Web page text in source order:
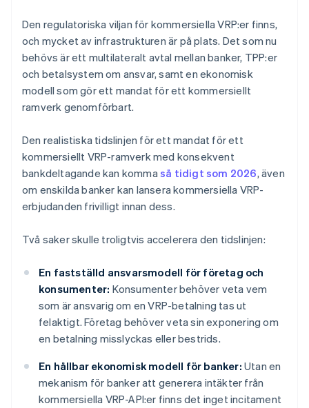
Den regulatoriska viljan för kommersiella VRP:er finns,
och mycket av infrastrukturen är på plats. Det som nu
behövs är ett multilateralt avtal mellan banker, TPP:er
och betalsystem om ansvar, samt en ekonomisk
modell som gör ett mandat för ett kommersiellt
ramverk genomförbart.
Den realistiska tidslinjen för ett mandat för ett
kommersiellt VRP-ramverk med konsekvent
bankdeltagande kan kommaså tidigt som 2026, även
om enskilda banker kan lansera kommersiella VRP-
erbjudanden frivilligt innan dess.
Två saker skulle troligtvis accelerera den tidslinjen:
En fastställd ansvarsmodell för företag och
konsumenter: Konsumenter behöver veta vem
som är ansvarig om en VRP-betalning tas ut
felaktigt. Företag behöver veta sin exponering om
en betalning misslyckas eller bestrids.
En hållbar ekonomisk modell för banker: Utan en
mekanism för banker att generera intäkter från
kommersiella VRP-API:er finns det inget incitament